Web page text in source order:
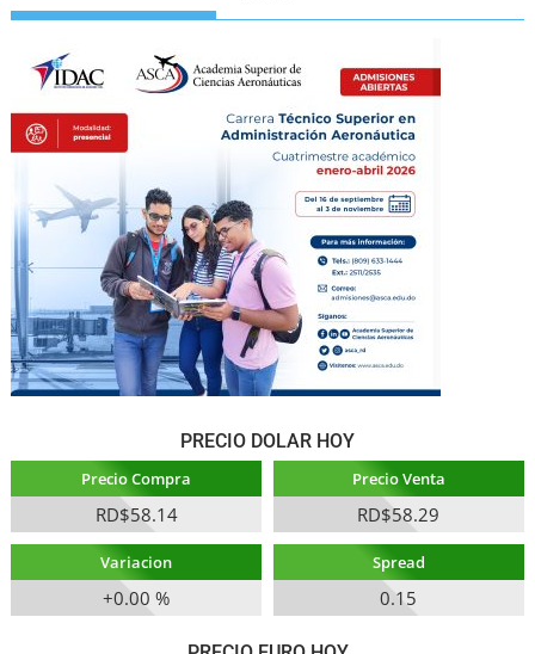
PRECIO DOLAR HOY
Precio Compra
RD$58.14
Precio Venta
RD$58.29
Variacion
+0.00 %
Spread
0.15